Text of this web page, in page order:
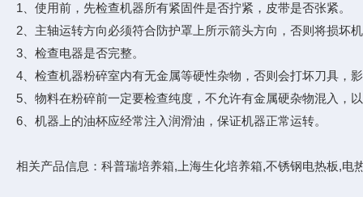
1、使用前，先检查机器所有紧固件是否拧紧，皮带是否张紧。
2、主轴运转方向必须符合防护罩上所示箭头方向，否则将损坏
3、检查电器是否完整。
4、检查机器粉碎室内有无金属等硬性杂物，否则会打坏刀具，
5、物料在粉碎前一定要检查纯度，不允许有金属硬杂物混入，
6、机器上的油杯应经常注入润滑油，保证机器正常运转。
相关产品信息： 科普瑞培养箱, 上海生化培养箱,不锈钢电热板,电